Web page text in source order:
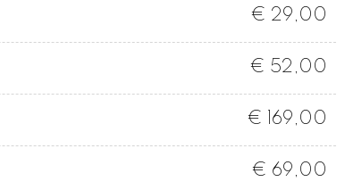
€ 29,00
€ 52,00
€ 169,00
€ 69,00